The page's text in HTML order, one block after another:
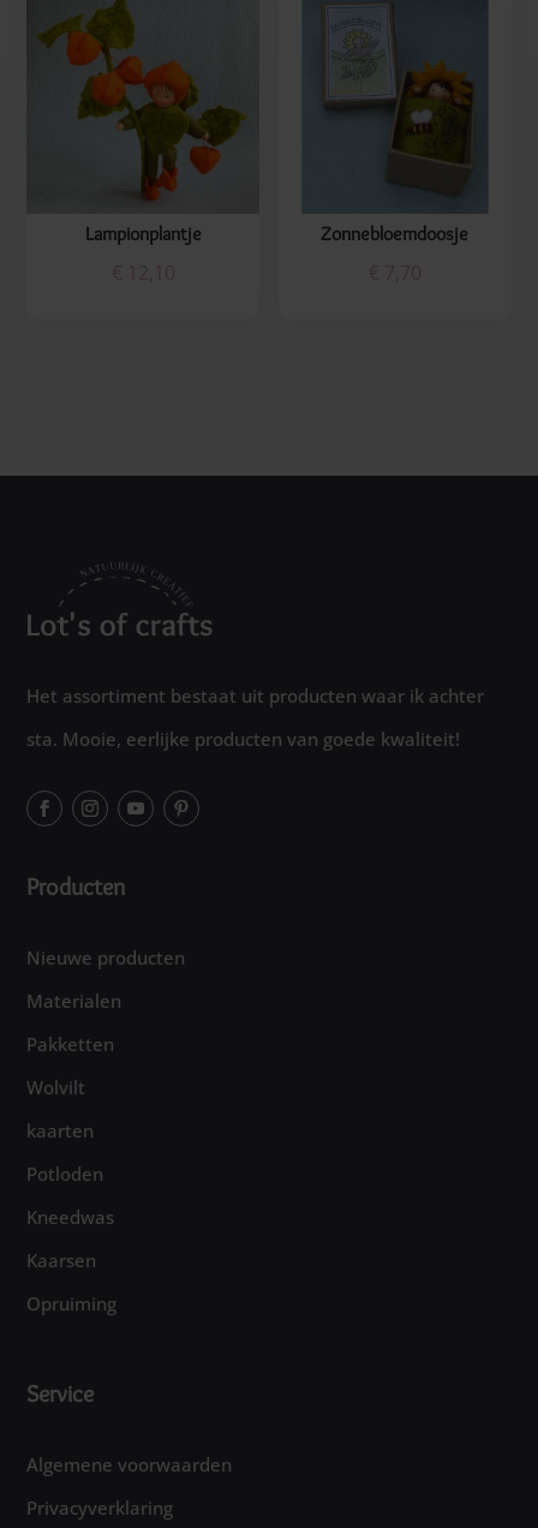
Lampionplantje Zonnebloemdoosje
Het assortiment bestaat uit producten waar ik achter
sta. Mooie, eerlijke producten van goede kwaliteit!
Producten
Nieuwe producten
Materialen
Pakketten
Wolvilt
kaarten
Potloden
Kneedwas
Kaarsen
Opruiming
Service
Algemene voorwaarden
Privacyverklaring